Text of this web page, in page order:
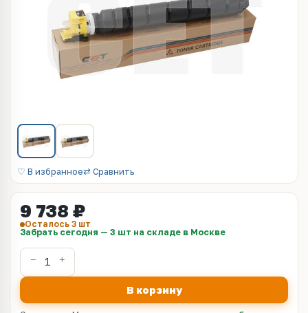
♡ В избранное⇄ Сравнить
9 738 ₽
Осталось 3 шт
Забрать сегодня — 3 шт на складе в Москве
В корзину